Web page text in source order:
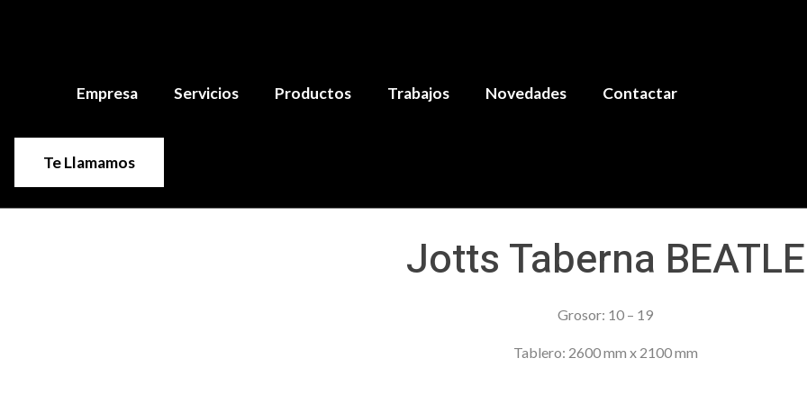
Empresa Servicios Productos Trabajos Novedades Contactar
Te Llamamos
Jotts Taberna BEATLE
Grosor: 10 – 19
Tablero: 2600 mm x 2100 mm